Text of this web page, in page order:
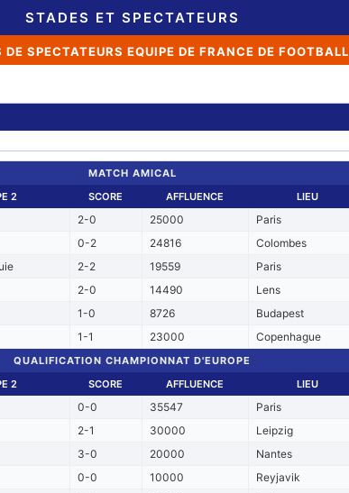
STADES ET SPECTATEURS
DE SPECTATEURS EQUIPE DE FRANCE DE FOOTBALL
MATCH AMICAL
2 SCORE AFFLUENCE LIEU
2-0 25000 Paris
0-2 24816 Colombes
2-2 19559 Paris
2-0 14490 Lens
1-0 8726
Budapest
1-1 23000 Copenhague
QUALIFICATION CHAMPIONNAT D'EUROPE
2 SCORE AFFLUENCE LIEU
0-0 35547 Paris
2-1 30000
Leipzig
3-0 20000 Nantes
0-0 10000
Reyjavik